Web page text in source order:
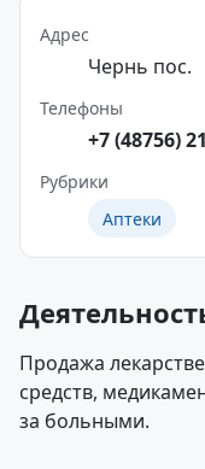
Адрес
Чернь пос.
Телефоны
+7 (48756)
Рубрики
Аптеки
Продажа
средств,
за больными.